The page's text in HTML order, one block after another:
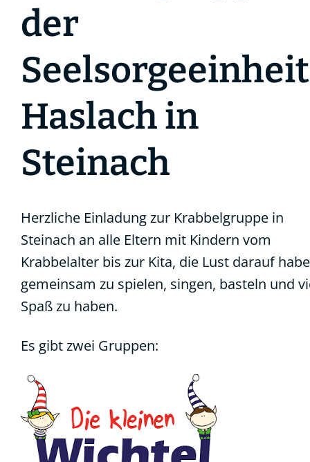
der
Seelsorgeeinheit
Haslach in
Steinach
Herzliche Einladung zur Krabbelgruppe in
Steinach an alle Eltern mit Kindern vom
Krabbelalter bis zur Kita, die Lust darauf
gemeinsam zu spielen, singen, basteln und
Spaß zu haben.
Es gibt zwei Gruppen: